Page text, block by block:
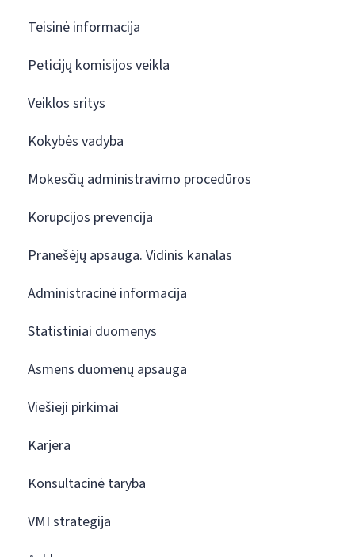
Teisinė informacija
Peticijų komisijos veikla
Veiklos sritys
Kokybės vadyba
Mokesčių administravimo procedūros
Korupcijos prevencija
Pranešėjų apsauga. Vidinis kanalas
Administracinė informacija
Statistiniai duomenys
Asmens duomenų apsauga
Viešieji pirkimai
Karjera
Konsultacinė taryba
VMI strategija